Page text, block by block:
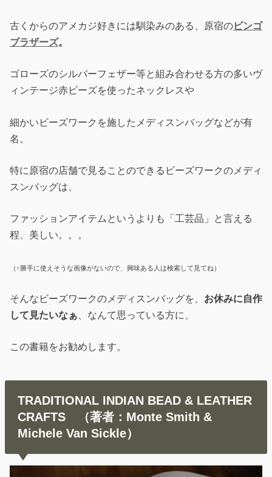
古くからのアメカジ好きには馴染みのある、原宿のビンゴ
ブラザーズ。
ゴローズのシルバーフェザー等と組み合わせる方の多いヴ
ィンテージ赤ビーズを使ったネックレスや
細かいビーズワークを施したメディスンバッグなどが有
名。
特に原宿の店舗で見ることのできるビーズワークのメディ
スンバッグは、
ファッションアイテムというよりも「工芸品」と言える
程、美しい。。。
（↑勝手に使えそうな画像がないので、興味ある人は検索して見てね）
そんなビーズワークのメディスンバッグを、 お休みに自作
して見たいなぁ 、なんて思っている方に、
この書籍をお勧めします。
TRADITIONAL INDIAN BEAD & LEATHER
CRAFTS （著者：Monte Smith &
Michele Van Sickle）